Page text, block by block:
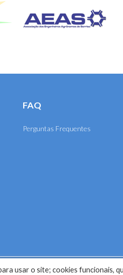
FAQ
Perguntas Frequentes
usar o site; cookies funcionais,